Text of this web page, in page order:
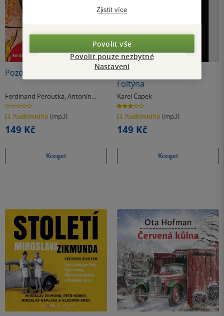
Pozdější život Panny
Ferdinand Peroutka, Antonín
Přidal
0.0
z
5
hvězdiček
Audiokniha (mp3)
149 Kč
Koupit
Život a dílo skladatele
Foltýna
Karel Čapek
3.0
z
5
hvězdiček
Audiokniha (mp3)
149 Kč
Koupit
Zjistit více
Povolit vše
Povolit pouze nezbytné
Nastavení